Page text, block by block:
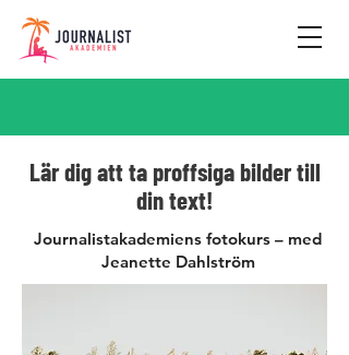
Lär dig att ta proffsiga bilder till
din text!
Journalistakademiens fotokurs – med
Jeanette Dahlström